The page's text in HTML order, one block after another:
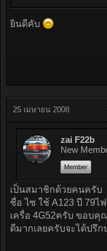
ยินดีคับ
25 เมษายน 2008
zai F22b
New
Member
เป็นสมาชิกด้วยคนครับ
ชื่อ ไซ ใช้ A123 ปี 79ไ
เครื่อ 4G52ครับ ขอบ
ดีมากเลยครับจะได้ปรึก